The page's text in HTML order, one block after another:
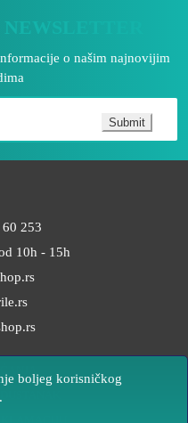
boljeg korisničkog
o našim najnovijim
Submit
253
10h - 15h